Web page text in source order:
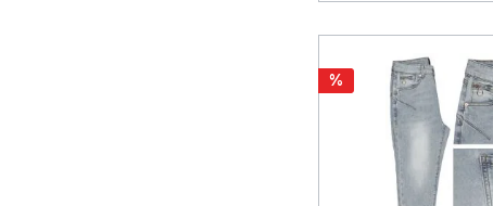
Rabatt
%